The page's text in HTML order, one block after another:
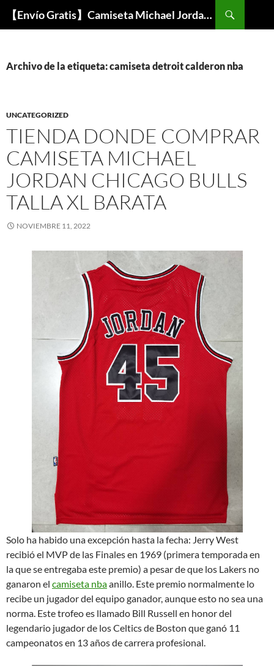
【Envío Gratis】Camiseta Michael Jordan NBA Barata
Buscar
Archivo de la etiqueta: camiseta detroit calderon nba
UNCATEGORIZED
TIENDA DONDE COMPRAR
CAMISETA MICHAEL
JORDAN CHICAGO BULLS
TALLA XL BARATA
NOVIEMBRE 11, 2022
Solo ha habido una excepción hasta la fecha: Jerry West
recibió el MVP de las Finales en 1969 (primera temporada en
la que se entregaba este premio) a pesar de que los Lakers no
ganaron el camiseta nbaanillo. Este premio normalmente lo
recibe un jugador del equipo ganador, aunque esto no sea una
norma. Este trofeo es llamado Bill Russell en honor del
legendario jugador de los Celtics de Boston que ganó 11
campeonatos en 13 años de carrera profesional.